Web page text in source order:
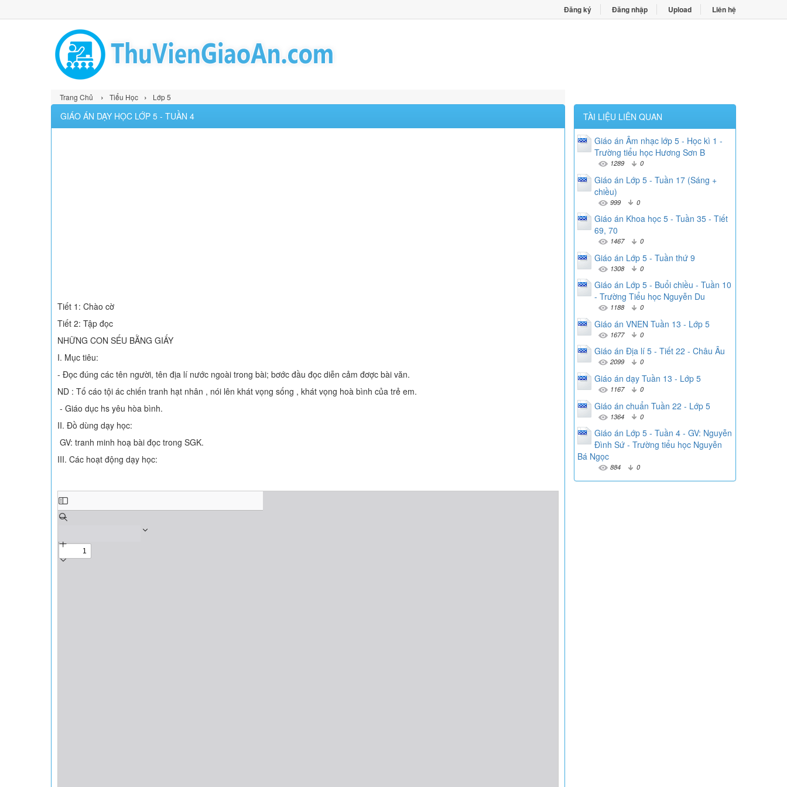
Đăng ký Đăng nhập Upload Liên hệ
Trang Chủ › Tiểu Học › Lớp 5
GIÁO ÁN DẠY HỌC LỚP 5 - TUẦN 4
Tiết 1: Chào cờ
Tiết 2: Tập đọc
NHỮNG CON SẾU BẰNG GIẤY
I. Mục tiêu:
- Đọc đúng các tên người, tên địa lí nước ngoài trong bài; bơớc đầu đọc diễn cảm đơợc bài văn.
ND : Tố cáo tội ác chiến tranh hạt nhân , nói lên khát vọng sống , khát vọng hoà bình của trẻ em.
- Giáo dục hs yêu hòa bình.
II. Đồ dùng dạy học:
GV: tranh minh hoạ bài đọc trong SGK.
III. Các hoạt động dạy học:
TÀI LIỆU LIÊN QUAN
Giáo án Âm nhạc lớp 5 - Học kì 1 -
Trường tiểu học Hương Sơn B
1289 0
Giáo án Lớp 5 - Tuần 17 (Sáng +
chiều)
999 0
Giáo án Khoa học 5 - Tuần 35 - Tiết
69, 70
1467 0
Giáo án Lớp 5 - Tuần thứ 9
1308 0
Giáo án Lớp 5 - Buổi chiều - Tuần 10
- Trường Tiểu học Nguyễn Du
1188 0
Giáo án VNEN Tuần 13 - Lớp 5
1677 0
Giáo án Địa lí 5 - Tiết 22 - Châu Âu
2099 0
Giáo án dạy Tuần 13 - Lớp 5
1167 0
Giáo án chuẩn Tuần 22 - Lớp 5
1364 0
Giáo án Lớp 5 - Tuần 4 - GV: Nguyễn
Đình Sứ - Trường tiểu học Nguyễn
Bá Ngọc
884 0